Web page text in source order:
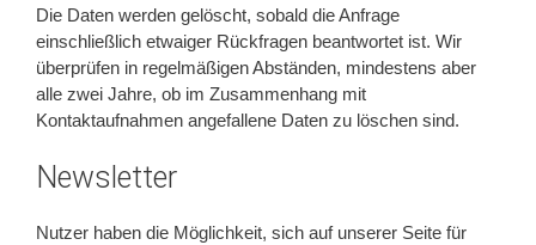
Die Daten werden gelöscht, sobald die Anfrage
einschließlich etwaiger Rückfragen beantwortet ist. Wir
überprüfen in regelmäßigen Abständen, mindestens aber
alle zwei Jahre, ob im Zusammenhang mit
Kontaktaufnahmen angefallene Daten zu löschen sind.
Newsletter
Nutzer haben die Möglichkeit, sich auf unserer Seite für